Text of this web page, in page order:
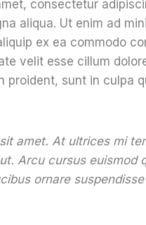
consectetur
aliqua. Ut enim ad
ex ea commodo
velit esse cillum
proident, sunt in culpa
amet. At ultrices mi
Arcu cursus euismod
ornare